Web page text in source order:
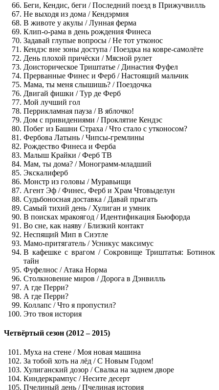
Беги, Кендис, беги / Последний поезд в Прижучвилль
Не выходя из дома / Кендэрмия
В животе у акулы / Лунная ферма
Клип-о-рама в день рождения Финеса
Задавай глупые вопросы / Не тот утконос
Кендэс вне зоны доступа / Поездка на ковре-самолёте
День плохой причёски / Мясной рулет
Доисторическое Триштатье / Династия Фуфел
Прерванные Финес и Ферб / Настоящий мальчик
Мама, ты меня слышишь? / Поездочка
Двигай фишки / Тур де Ферб
Мой лучший гол
Перрикламная пауза / В яблочко!
Дом с привидениями / Проклятие Кендэс
Побег из Башни Страха / Что стало с утконосом?
Фербова Латынь / Чипсы-гремлины
Рождество Финеса и Ферба
Малыш Крайки / Ферб ТВ
Мам, ты дома? / Монограмм-младший
Экскалиферб
Монстр из головы / Муравьищи
Агент Эф / Финес, Ферб и Храм Чтовыделун
Судьбоносная доставка / Давай прыгать
Самый тихий день / Хулиган и умник
В поисках мракоягод / Идентификация Бьюфорда
Во сне, как наяву / Близкий контакт
Неспящий Мип в Сиэтле
Мамо-притягатель / Усникус максимус
В кафешке с врагом / Сокровище Триштатья: Ботинок
тайн
Фуфелнос / Атака Норма
Столкновение миров / Дорога в Дэнвилль
А где Перри?
А где Перри?
Коллапс / Что я пропустил?
Это твоя история
Четвёртый сезон (2012 – 2015)
Муха на стене / Моя новая машина
За тобой хоть на лёд / С Новым Годом!
Хулиганский дозор / Свалка на заднем дворе
Киндеркрампус / Несите десерт
Пчелиный день / Пчелиная история